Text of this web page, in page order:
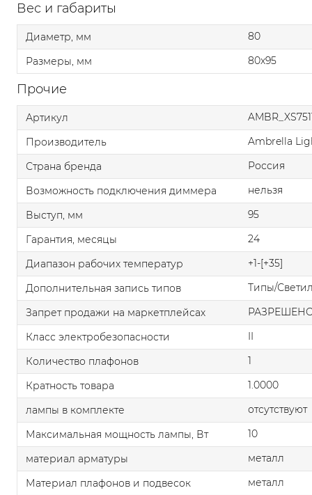
Вес и габариты
Диаметр, мм
80
Размеры, мм
80x95
Прочие
Артикул
Производитель
Ambrella
Страна бренда
Россия
Возможность подключения диммера
нельзя
Выступ, мм
95
Гарантия, месяцы
24
Диапазон рабочих температур
+1-[+35]
Дополнительная запись типов
Типы/
Запрет продажи на маркетплейсах
Класс электробезопасности
II
Количество плафонов
1
Кратность товара
1.0000
лампы в комплекте
отсутствуют
Максимальная мощность лампы, Вт
10
материал арматуры
металл
Материал плафонов и подвесок
металл